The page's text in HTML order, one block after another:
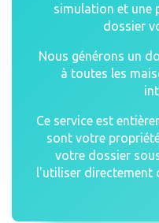
simulation et une
dossier
Nous générons un
à toutes les
Ce service est
sont votre
votre dossier
l'utiliser directement